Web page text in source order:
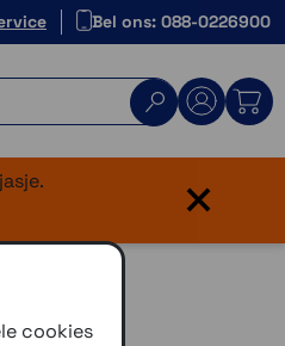
Bel ons: 088-0226900
×
cookies